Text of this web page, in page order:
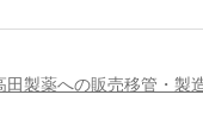
製薬への販売移管・製